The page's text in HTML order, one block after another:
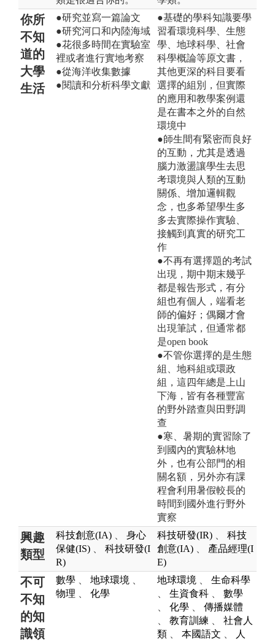
你所
不知
道的
大學
生活
●研究並寫一篇論文
●研究河口和內陸海域
●花很多時間在實驗室
裡或者進行實地考察
●從海洋收集數據
●閱讀和分析科學文獻
●基礎的學科知識要學
習看環境科學、生態
學、地球科學、社會
科學概論等原文書，
其他更深的科目要看
選擇的組別，但實際
的應用和教學案例還
是在書本之外的自然
環境中
●師生間有緊密而良好
的互動，尤其是透過
腦力激盪讓學生去思
考環境與人類的互動
關係、增加邏輯觀
念，也多希望學生多
多去實際操作實驗、
接觸到真實的研究工
作
●不再有選擇題的考試
出現，期中期末幾乎
都是報告形式，有分
組也有個人，端看老
師的偏好；偶爾才會
出現筆試，但通常都
是open book
●不管你選擇的是生態
組、地科組或環政
組，這四年總是上山
下海，皆有各種豐富
的野外踏查與田野調
查
●寒、暑期的實習除了
到國內的實驗林地
外，也有公部門的相
關名額，另外亦有課
程會利用暑假較長的
時間到國外進行野外
實察
興趣
類型
科技創意(IA)
身心
保健(IS)
科技研發(I
R)
科技研發(IR)
科技
創意(IA)
產品經理(I
E)
不可
不知
的知
識領
數學 地球環境
物理
化學
地球環境
生命科學
生資食科
數學
化學
傳播媒體
教育訓練
社會人
類
本國語文
人